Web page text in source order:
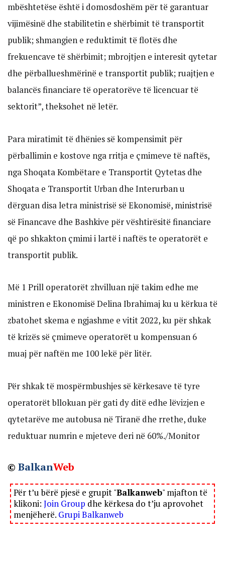
mbështetëse është i domosdoshëm për të garantuar
vijimësinë dhe stabilitetin e shërbimit të transportit
publik; shmangien e reduktimit të flotës dhe
frekuencave të shërbimit; mbrojtjen e interesit qytetar
dhe përballueshmërinë e transportit publik; ruajtjen e
balancës financiare të operatorëve të licencuar të
sektorit”, theksohet në letër.
Para miratimit të dhënies së kompensimit për
përballimin e kostove nga rritja e çmimeve të naftës,
nga Shoqata Kombëtare e Transportit Qytetas dhe
Shoqata e Transportit Urban dhe Interurban u
dërguan disa letra ministrisë së Ekonomisë, ministrisë
së Financave dhe Bashkive për vështirësitë financiare
që po shkakton çmimi i lartë i naftës te operatorët e
transportit publik.
Më 1 Prill operatorët zhvilluan një takim edhe me
ministren e Ekonomisë Delina Ibrahimaj ku u kërkua të
zbatohet skema e ngjashme e vitit 2022, ku për shkak
të krizës së çmimeve operatorët u kompensuan 6
muaj për naftën me 100 lekë për litër.
Për shkak të mospërmbushjes së kërkesave të tyre
operatorët bllokuan për gati dy ditë edhe lëvizjen e
qytetarëve me autobusa në Tiranë dhe rrethe, duke
reduktuar numrin e mjeteve deri në 60%./Monitor
© BalkanWeb
Për t’u bërë pjesë e grupit "Balkanweb" mjafton të
klikoni: Join Group dhe kërkesa do t’ju aprovohet
menjëherë. Grupi Balkanweb